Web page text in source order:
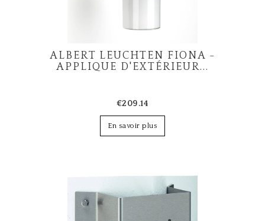
ALBERT LEUCHTEN FIONA -
APPLIQUE D'EXTÉRIEUR...
€209.14
En savoir plus